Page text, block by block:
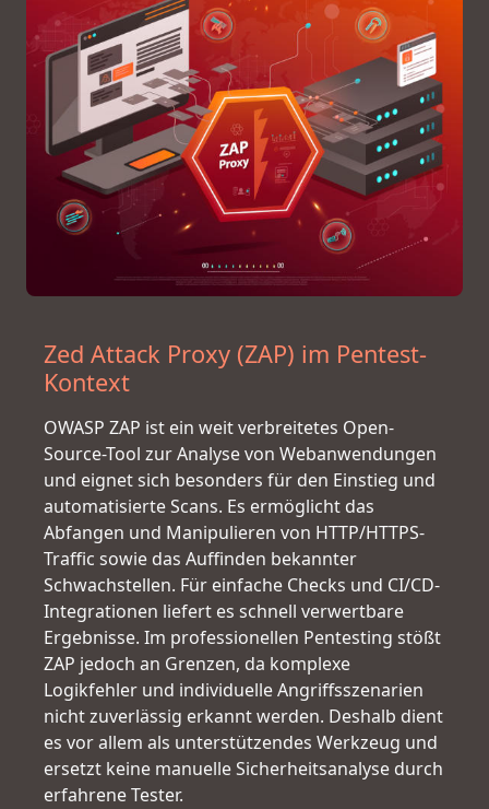
Zed Attack Proxy (ZAP) im Pentest-
Kontext
OWASP ZAP ist ein weit verbreitetes Open-
Source-Tool zur Analyse von Webanwendungen
und eignet sich besonders für den Einstieg und
automatisierte Scans. Es ermöglicht das
Abfangen und Manipulieren von HTTP/HTTPS-
Traffic sowie das Auffinden bekannter
Schwachstellen. Für einfache Checks und CI/CD-
Integrationen liefert es schnell verwertbare
Ergebnisse. Im professionellen Pentesting stößt
ZAP jedoch an Grenzen, da komplexe
Logikfehler und individuelle Angriffsszenarien
nicht zuverlässig erkannt werden. Deshalb dient
es vor allem als unterstützendes Werkzeug und
ersetzt keine manuelle Sicherheitsanalyse durch
erfahrene Tester.